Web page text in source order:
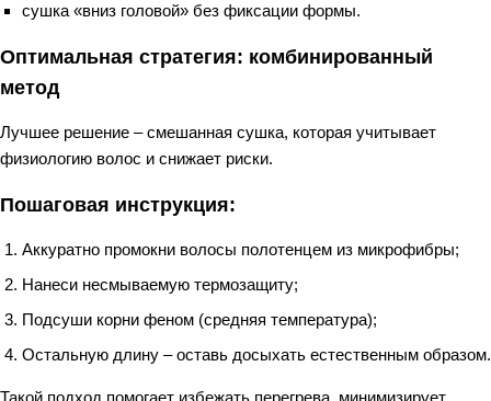
сушка «вниз головой» без фиксации формы.
Оптимальная стратегия: комбинированный
метод
Лучшее решение – смешанная сушка, которая учитывает
физиологию волос и снижает риски.
Пошаговая инструкция:
Аккуратно промокни волосы полотенцем из микрофибры;
Нанеси несмываемую термозащиту;
Подсуши корни феном (средняя температура);
Остальную длину – оставь досыхать естественным образом.
Такой подход помогает избежать перегрева, минимизирует